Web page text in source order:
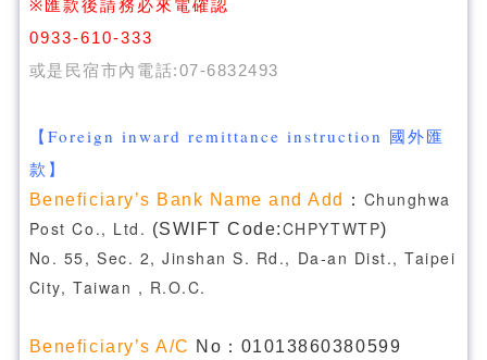
※ 匯款後請務必來電確認
0933-610-333
或是民宿市內電話:07-6832493
【Foreign inward remittance instruction 國外匯
款】
Beneficiary’s Bank Name and Add ： Chunghwa
Post Co., Ltd. (SWIFT Code:CHPYTWTP)
No. 55, Sec. 2, Jinshan S. Rd., Da-an Dist., Taipei
City, Taiwan , R.O.C.
Beneficiary’s A/C No：01013860380599